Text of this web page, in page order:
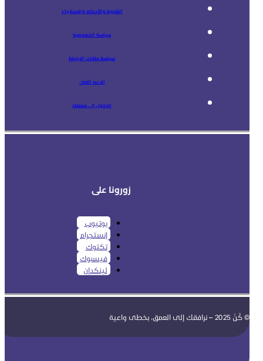
الشروط والأحكام والاسترجاع
سياسة الخصوصية
سياسة ملفات الارتباط
الدعم الفني
الدخول إلى منصتك
زورونا على
يوتيوب
إنستجرام
تكتوك
فيسبوك
لينكدإن
© كُنْ 2025 – نرافقك إلى العمق، بخطى واعية